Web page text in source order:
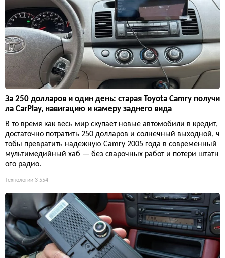
За 250 долларов и один день: старая Toyota Camry получи
ла CarPlay, навигацию и камеру заднего вида
В то время как весь мир скупает новые автомобили в кредит,
достаточно потратить 250 долларов и солнечный выходной, ч
тобы превратить надежную Camry 2005 года в современный
мультимедийный хаб — без сварочных работ и потери штатн
ого радио.
Технологии 3 554